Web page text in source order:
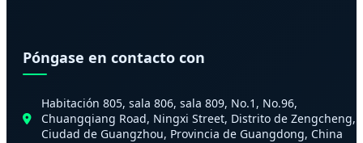
Póngase en contacto con
Habitación 805, sala 806, sala 809, No.1, No.96,
Chuangqiang Road, Ningxi Street, Distrito de Zengcheng,
Ciudad de Guangzhou, Provincia de Guangdong, China